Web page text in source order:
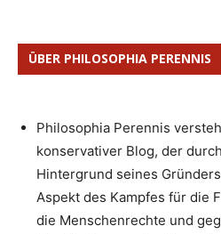
ÜBER PHILOSOPHIA PERENNIS
Philosophia Perennis
konservativer Blog, der
Hintergrund seines
Aspekt des Kampfes für die
die Menschenrechte und